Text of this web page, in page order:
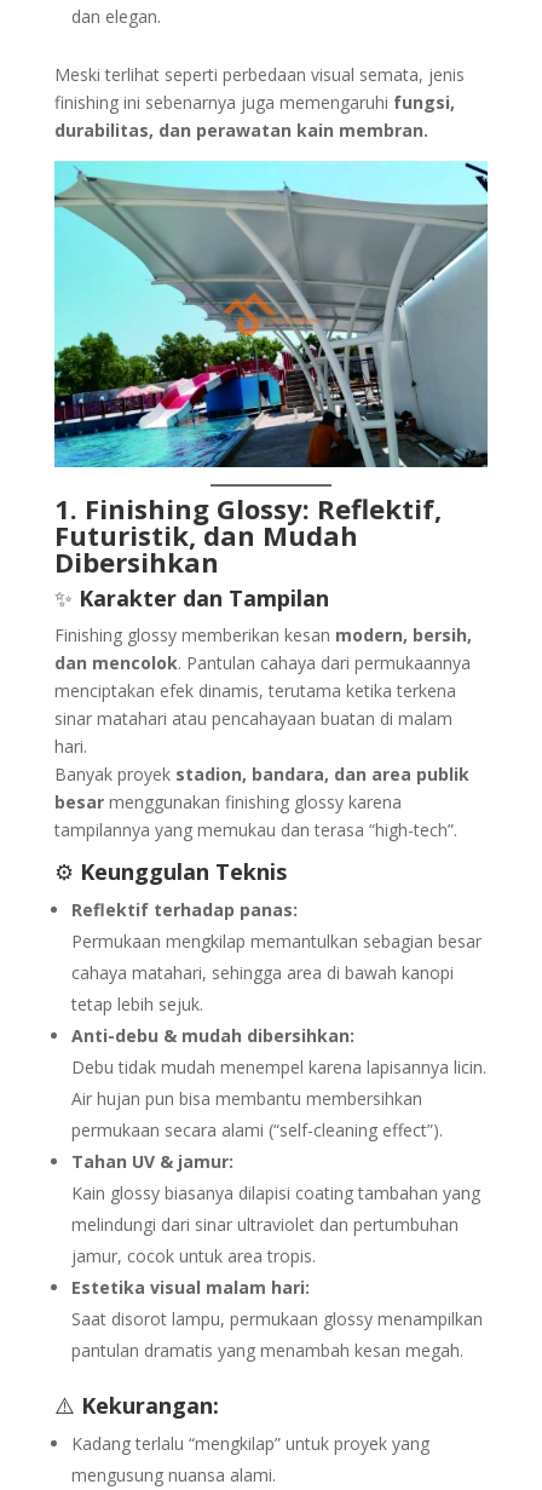
dan elegan.
Meski terlihat seperti perbedaan visual semata, jenis
finishing ini sebenarnya juga memengaruhi fungsi,
durabilitas, dan perawatan kain membran.
1. Finishing Glossy: Reflektif,
Futuristik, dan Mudah
Dibersihkan
✨ Karakter dan Tampilan
Finishing glossy memberikan kesan modern, bersih,
dan mencolok. Pantulan cahaya dari permukaannya
menciptakan efek dinamis, terutama ketika terkena
sinar matahari atau pencahayaan buatan di malam
hari.
Banyak proyek stadion, bandara, dan area publik
besarmenggunakan finishing glossy karena
tampilannya yang memukau dan terasa “high-tech”.
⚙️ Keunggulan Teknis
Reflektif terhadap panas:
Permukaan mengkilap memantulkan sebagian besar
cahaya matahari, sehingga area di bawah kanopi
tetap lebih sejuk.
Anti-debu & mudah dibersihkan:
Debu tidak mudah menempel karena lapisannya licin.
Air hujan pun bisa membantu membersihkan
permukaan secara alami (“self-cleaning effect”).
Tahan UV & jamur:
Kain glossy biasanya dilapisi coating tambahan yang
melindungi dari sinar ultraviolet dan pertumbuhan
jamur, cocok untuk area tropis.
Estetika visual malam hari:
Saat disorot lampu, permukaan glossy menampilkan
pantulan dramatis yang menambah kesan megah.
⚠️ Kekurangan:
Kadang terlalu “mengkilap” untuk proyek yang
mengusung nuansa alami.